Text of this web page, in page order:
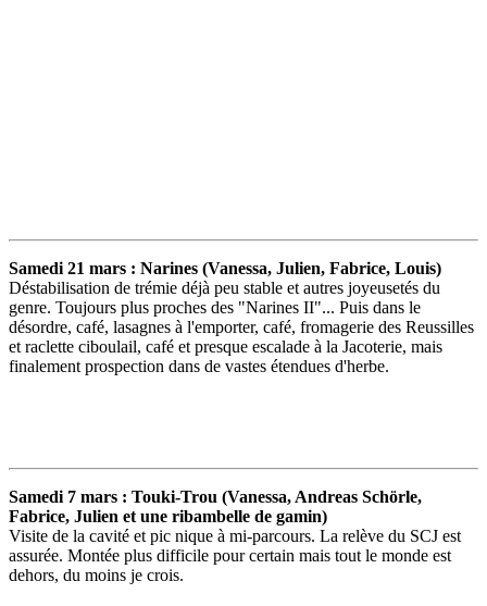
Samedi 21 mars : Narines (Vanessa, Julien, Fabrice, Louis)
Déstabilisation de trémie déjà peu stable et autres joyeusetés du
genre. Toujours plus proches des "Narines II"... Puis dans le
désordre, café, lasagnes à l'emporter, café, fromagerie des Reussilles
et raclette ciboulail, café et presque escalade à la Jacoterie, mais
finalement prospection dans de vastes étendues d'herbe.
Samedi 7 mars : Touki-Trou (Vanessa, Andreas Schörle,
Fabrice, Julien et une ribambelle de gamin)
Visite de la cavité et pic nique à mi-parcours. La relève du SCJ est
assurée. Montée plus difficile pour certain mais tout le monde est
dehors, du moins je crois.